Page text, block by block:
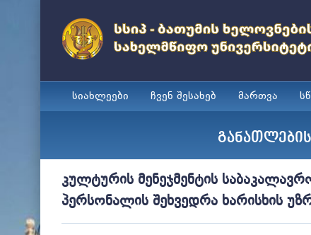
სიახლეები ჩვენ შესახებ მართვა
კულტურის მენეჯმენტის
პერსონალის შეხვედრა ხარისხის